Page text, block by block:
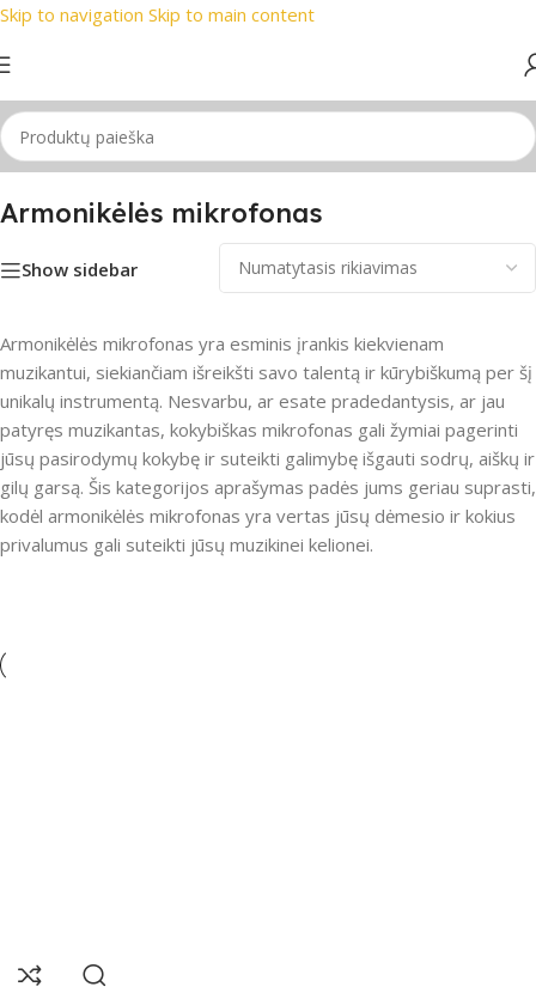
Skip to navigation Skip to main content
ženklai 📦 Nemokamas
Pradžia/Mikrofonas/Armonikėlės mikrofonas
Armonikėlės mikrofonas
Show sidebar
Armonikėlės mikrofonas yra esminis įrankis kiekvienam
muzikantui, siekiančiam išreikšti savo talentą ir kūrybiškumą per šį
unikalų instrumentą. Nesvarbu, ar esate pradedantysis, ar jau
patyręs muzikantas, kokybiškas mikrofonas gali žymiai pagerinti
jūsų pasirodymų kokybę ir suteikti galimybę išgauti sodrų, aiškų ir
gilų garsą. Šis kategorijos aprašymas padės jums geriau suprasti,
kodėl armonikėlės mikrofonas yra vertas jūsų dėmesio ir kokius
privalumus gali suteikti jūsų muzikinei kelionei.